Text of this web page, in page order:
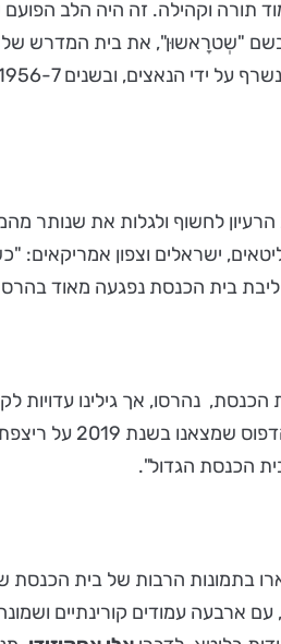
"שְטרָאשוּן", את בית המדרש של
לחשוף ולגלות את שנותר
ישראלים וצפון אמריקאים:
נהרסו, אך גילינו
דקורטיבית המציגה
הכנסת הגדול".
עם ארבעה עמודים